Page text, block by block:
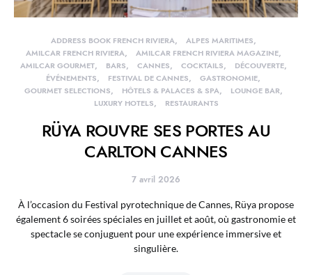
ADDRESS BOOK FRENCH RIVIERA
ALPES MARITIMES
AMILCAR FRENCH RIVIERA
AMILCAR FRENCH RIVIERA MAGAZINE
AMILCAR GOURMET
BARS CANNES COCKTAILS
DÉCOUVERTE
ÉVÉNEMENTS
FESTIVAL DE CANNES
GASTRONOMIE
GOURMET SELECTIONS
HÔTELS & PALACES & SPA
LOUNGE BAR
LUXURY HOTELS
RESTAURANTS
RÜYA ROUVRE SES PORTES AU
CARLTON CANNES
7 avril 2026
À l’occasion du Festival pyrotechnique de Cannes, Rüya propose
également 6 soirées spéciales en juillet et août, où gastronomie et
spectacle se conjuguent pour une expérience immersive et
singulière.